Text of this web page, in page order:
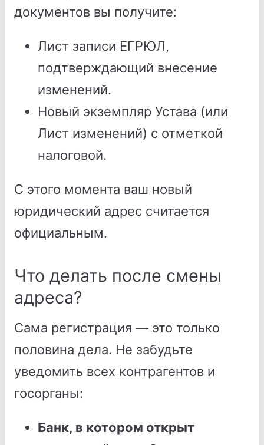
документов вы получите:
Лист записи ЕГРЮЛ,
подтверждающий внесение
изменений.
Новый экземпляр Устава (или
Лист изменений) с отметкой
налоговой.
С этого момента ваш новый
юридический адрес считается
официальным.
Что делать после смены
адреса?
Сама регистрация — это только
половина дела. Не забудьте
уведомить всех контрагентов и
госорганы:
Банк, в котором открыт